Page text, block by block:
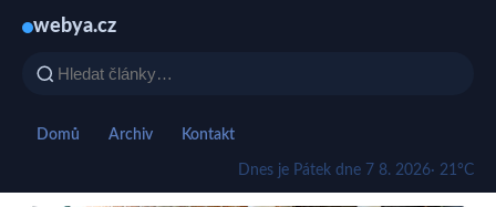
webya.cz
Domů Archiv Kontakt
Dnes je Pátek dne 7 8. 2026· 21°C